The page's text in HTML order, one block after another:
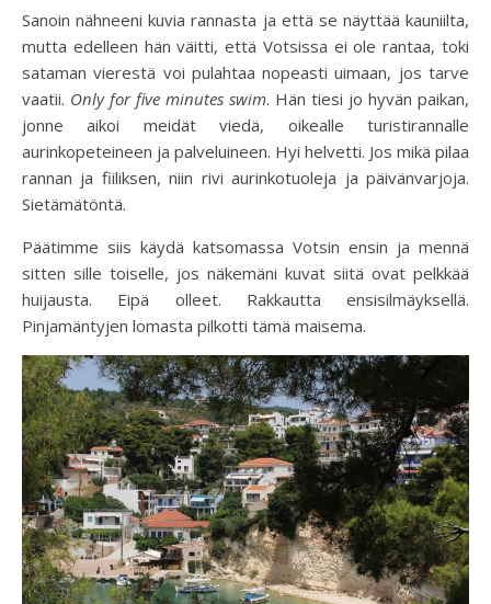
Sanoin nähneeni kuvia rannasta ja että se näyttää kauniilta,
mutta edelleen hän väitti, että Votsissa ei ole rantaa, toki
sataman vierestä voi pulahtaa nopeasti uimaan, jos tarve
vaatii. Only for five minutes swim. Hän tiesi jo hyvän paikan,
jonne aikoi meidät viedä, oikealle turistirannalle
aurinkopeteineen ja palveluineen. Hyi helvetti. Jos mikä pilaa
rannan ja fiiliksen, niin rivi aurinkotuoleja ja päivänvarjoja.
Sietämätöntä.
Päätimme siis käydä katsomassa Votsin ensin ja mennä
sitten sille toiselle, jos näkemäni kuvat siitä ovat pelkkää
huijausta. Eipä olleet. Rakkautta ensisilmäyksellä.
Pinjamäntyjen lomasta pilkotti tämä maisema.